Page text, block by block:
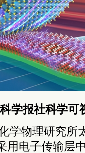
学报社科学可
学物理研究所
用电子传输层